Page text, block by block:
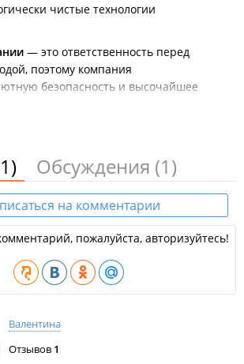
чистые технологии
— это ответственность перед
поэтому компания
безопасность и высочайшее
— профессиональное озеленение
и стабилизированными
— создание флорариумов, панно из
кокедам, макраме и уходу за
широкий выбор экологичных и
декора:
Обсуждения (1)
на комментарии
пожалуйста, авторизуйтесь!
Валентина
Отзывов 1